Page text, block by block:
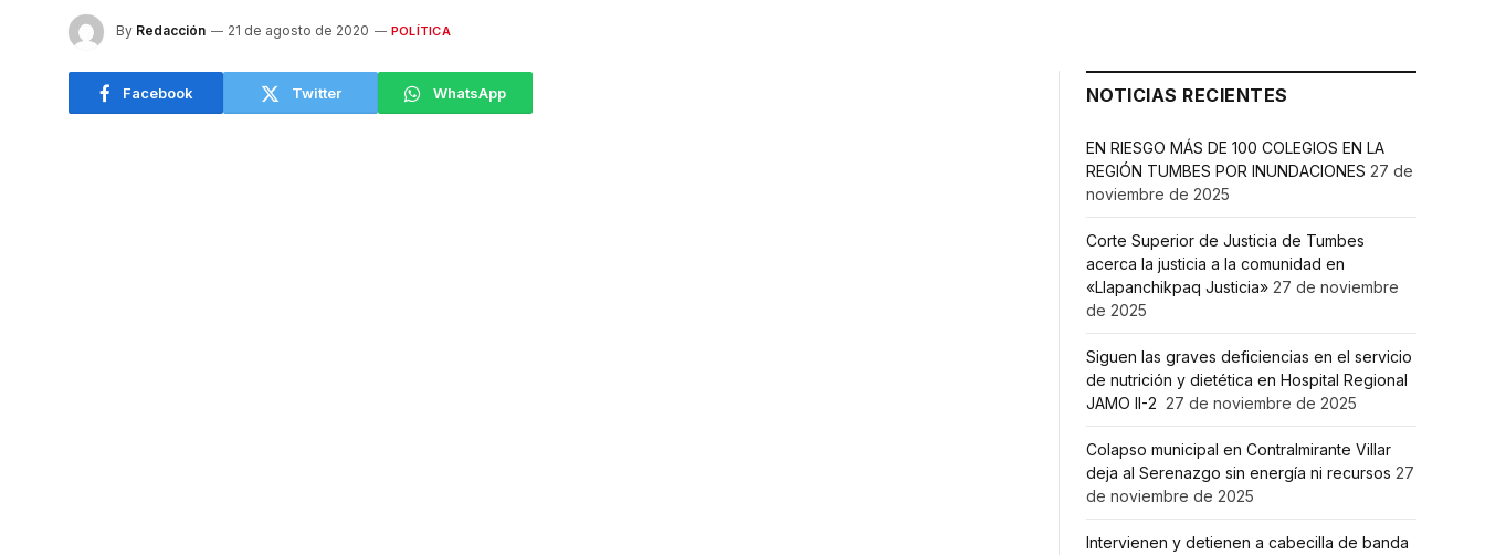
By Redacción 21 de agosto de 2020 POLÍTICA
Facebook Twitter WhatsApp NOTICIAS RECIENTES
EN RIESGO MÁS DE 100 COLEGIOS EN LA
REGIÓN TUMBES POR INUNDACIONES 27 de
noviembre de 2025
Corte Superior de Justicia de Tumbes
acerca la justicia a la comunidad en
«Llapanchikpaq Justicia» 27 de noviembre
de 2025
Siguen las graves deficiencias en el servicio
de nutrición y dietética en Hospital Regional
JAMO II-2 27 de noviembre de 2025
Colapso municipal en Contralmirante Villar
deja al Serenazgo sin energía ni recursos 27
de noviembre de 2025
Intervienen y detienen a cabecilla de banda